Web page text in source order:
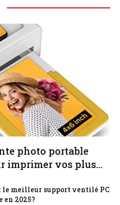
photo portable
imprimer vos plus
le meilleur support ventilé PC
en 2025?